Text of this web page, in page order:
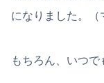
になりました。（
もちろん、いつで